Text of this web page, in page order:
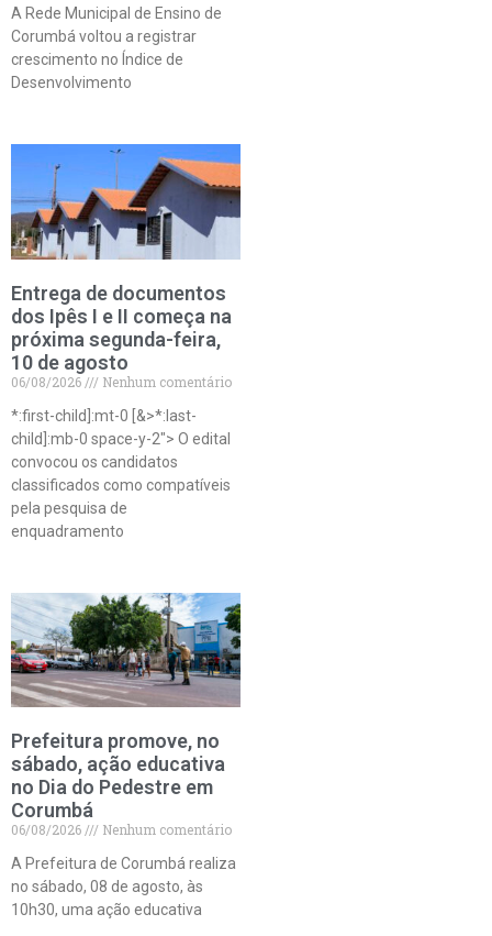
A Rede Municipal de Ensino de
Corumbá voltou a registrar
crescimento no Índice de
Desenvolvimento
Entrega de documentos
dos Ipês I e II começa na
próxima segunda-feira,
10 de agosto
06/08/2026
Nenhum comentário
*:first-child]:mt-0 [&>*:last-
child]:mb-0 space-y-2″> O edital
convocou os candidatos
classificados como compatíveis
pela pesquisa de
enquadramento
Prefeitura promove, no
sábado, ação educativa
no Dia do Pedestre em
Corumbá
06/08/2026
Nenhum comentário
A Prefeitura de Corumbá realiza
no sábado, 08 de agosto, às
10h30, uma ação educativa